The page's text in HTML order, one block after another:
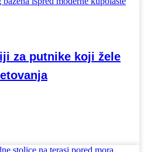
za putnike koji žele